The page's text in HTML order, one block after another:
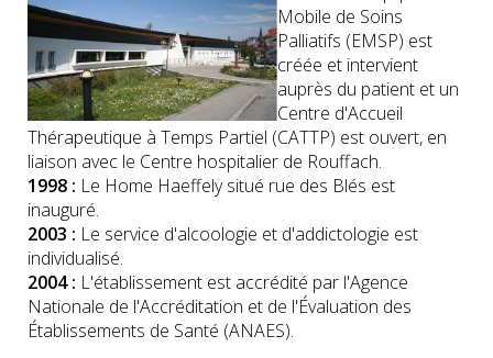
Mobile de Soins
Palliatifs (EMSP) est
créée et intervient
auprès du patient et un
Centre d'Accueil
Thérapeutique à Temps Partiel (CATTP) est ouvert, en
liaison avec le Centre hospitalier de Rouffach.
1998 : Le Home Haeffely situé rue des Blés est
inauguré.
2003 : Le service d'alcoologie et d'addictologie est
individualisé.
2004 : L'établissement est accrédité par l'Agence
Nationale de l'Accréditation et de l'Évaluation des
Établissements de Santé (ANAES).